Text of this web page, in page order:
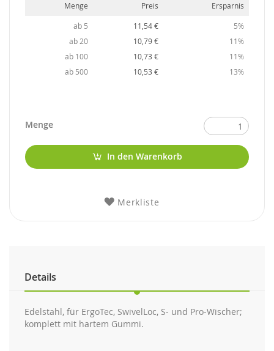
Menge Preis Ersparnis
ab 5 11,54 €
5%
ab 20
10,79 €
11%
ab 100
10,73 €
11%
ab 500
10,53 € 13%
Menge
In den Warenkorb
Merkliste
Details
Edelstahl, für ErgoTec, SwivelLoc, S- und Pro-Wischer;
komplett mit hartem Gummi.